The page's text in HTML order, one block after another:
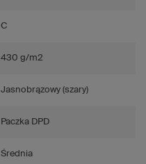
C
430 g/m2
Jasnobrązowy (szary)
Paczka DPD
Średnia